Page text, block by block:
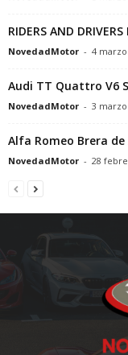
RIDERS AND DRIVERS
NovedadMotor - 4 marzo
Audi TT Quattro V6
NovedadMotor - 3 marzo
Alfa Romeo Brera de
NovedadMotor - 28